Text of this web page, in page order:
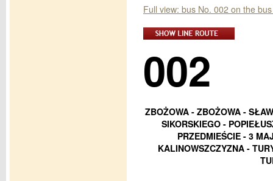
Full view: bus No. 002 on the
002
ZBOŻOWA - ZBOŻOWA -
SIKORSKIEGO -
PRZEDMIEŚCIE - 3
KALINOWSZCZYZNA -